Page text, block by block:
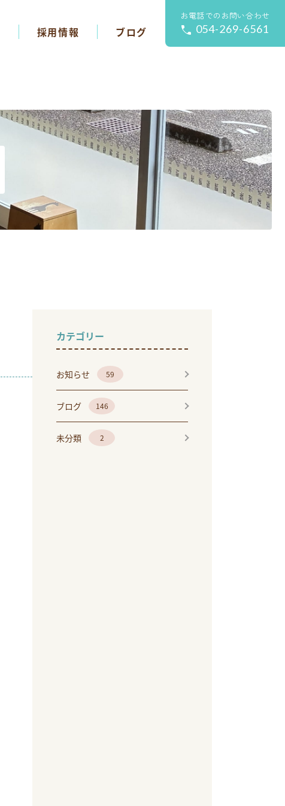
採用情報 ブログ
お電話でのお問い合わせ
054-269-6561
カテゴリー
お知らせ 59
ブログ 146
未分類 2